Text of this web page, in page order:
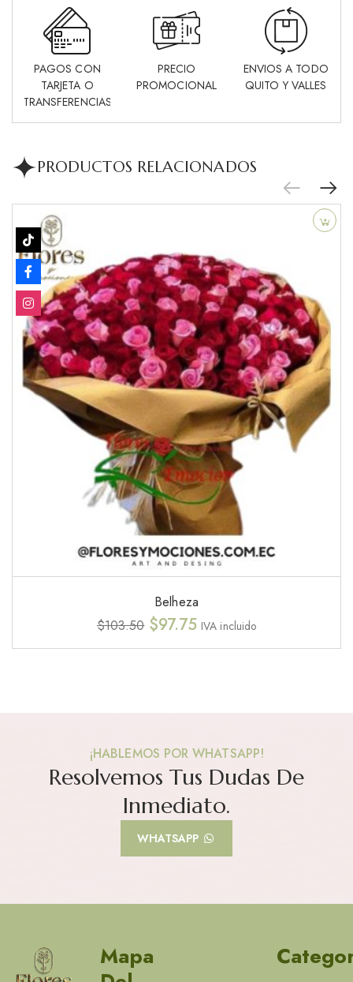
PAGOS CON
TARJETA O
TRANSFERENCIAS
PRECIO
PROMOCIONAL
ENVIOS A TODO
QUITO Y VALLES
PRODUCTOS RELACIONADOS
Belheza
$103.50 $97.75 IVA incluido
¡HABLEMOS POR WHATSAPP!
Resolvemos Tus Dudas De
Inmediato.
WHATSAPP
Mapa